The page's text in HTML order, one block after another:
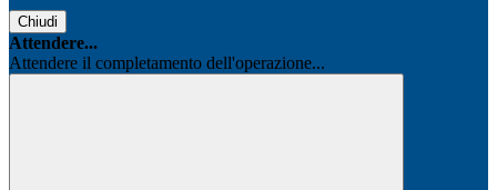
Chiudi
Attendere...
Attendere il completamento dell'operazione...